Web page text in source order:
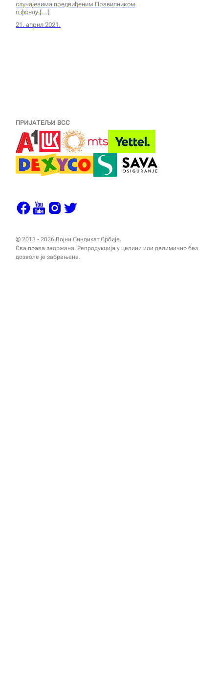
случајевима предвиђеним Правилником
о фонду
21. април 2021.
ПРИЈАТЕЉИ ВСС
© 2013 - 2026 Војни Синдикат Србије.
Сва права задржана. Репродукција у целини или делимично без
дозволе је забрањена.